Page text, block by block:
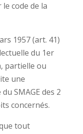
code de la
1957 (art. 41)
du 1er
partielle ou
une
SMAGE des 2
concernés.
tout